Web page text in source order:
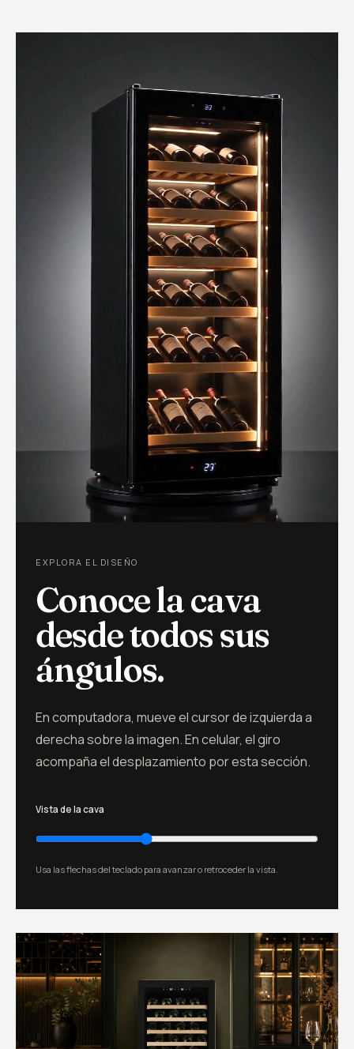
EXPLORA EL DISEÑO
Conoce la cava
desde todos sus
ángulos.
En computadora, mueve el cursor de izquierda a
derecha sobre la imagen. En celular, el giro
acompaña el desplazamiento por esta sección.
Vista de la cava
Usa las flechas del teclado para avanzar o retroceder la vista.